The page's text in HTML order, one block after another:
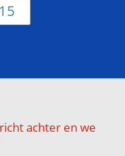
achter en we